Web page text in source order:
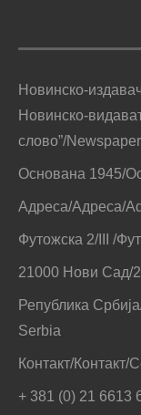
Новинско-
Новинско-
слово”/
Основана 1945/
Адреса/Адреса/
Футожска 2/III /
21000 Нови Сад/
Република
Serbia
Контакт/Контакт/
+ 381 (0) 21 6613